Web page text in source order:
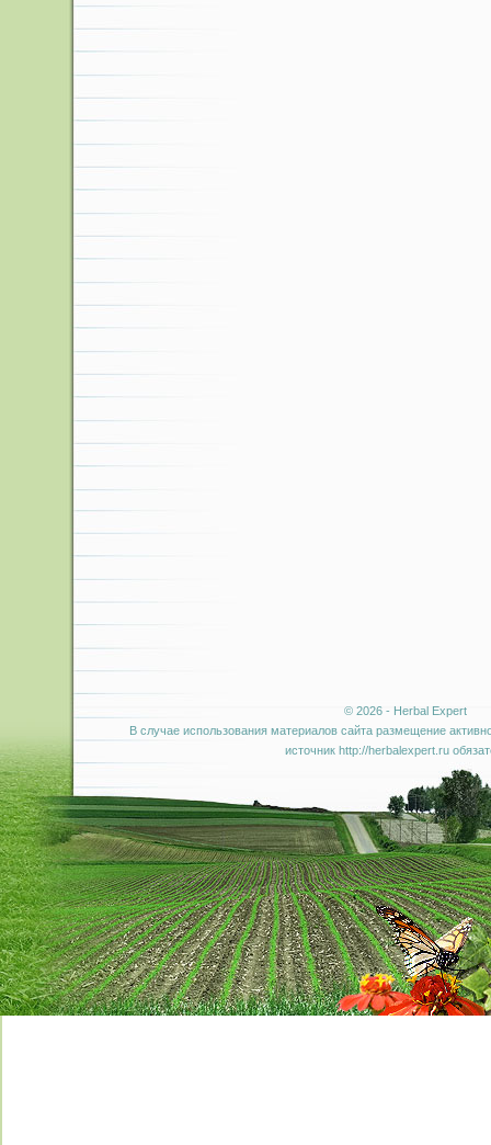
© 2026 - Herbal Expert
В случае использования материалов сайта размещение
источник http://herbalexpert.ru